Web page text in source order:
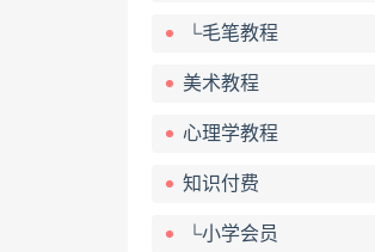
└毛笔教程
美术教程
心理学教程
知识付费
└小学会员